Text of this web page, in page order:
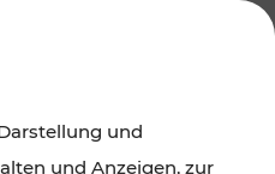
und
und Anzeigen, zur